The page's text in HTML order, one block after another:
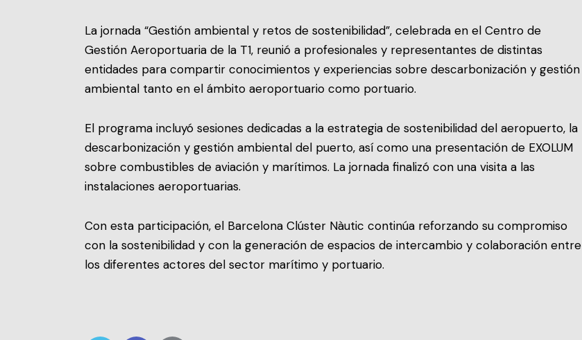
La jornada “Gestión ambiental y retos de sostenibilidad”, celebrada en el Centro de
Gestión Aeroportuaria de la T1, reunió a profesionales y representantes de distintas
entidades para compartir conocimientos y experiencias sobre descarbonización y gestión
ambiental tanto en el ámbito aeroportuario como portuario.
El programa incluyó sesiones dedicadas a la estrategia de sostenibilidad del aeropuerto, la
descarbonización y gestión ambiental del puerto, así como una presentación de EXOLUM
sobre combustibles de aviación y marítimos. La jornada finalizó con una visita a las
instalaciones aeroportuarias.
Con esta participación, el Barcelona Clúster Nàutic continúa reforzando su compromiso
con la sostenibilidad y con la generación de espacios de intercambio y colaboración entre
los diferentes actores del sector marítimo y portuario.